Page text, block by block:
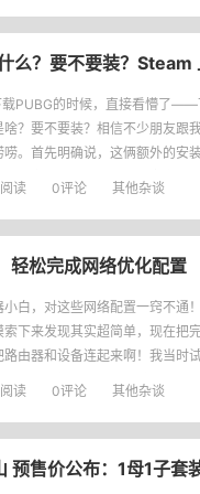
么？要不要装？Steam
PUBG的时候，直接看懵了——
啥？要不要装？相信不少朋友跟
唠。首先明确说，这俩额外的安
堆硬盘空间，后来才发现完全没
阅读 0评论 其他杂谈
轻松完成网络优化配置
小白，对这些网络配置一窍不通
索下来发现其实超简单，现在把
路由器和设备连起来啊！我当时
一种是直接连路由器的默认无线
阅读 0评论 其他杂谈
预售价公布：1母1子套